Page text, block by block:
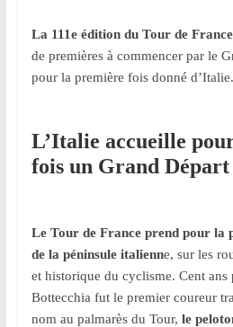
de
découverte
pays
La 111e édition du Tour de France
de premières à commencer par le
pour la première fois donné d’Italie.
L’Italie accueille
fois un Grand Départ
Le Tour de France prend pour la
de la péninsule italienne, sur les
et historique du cyclisme. Cent ans
Bottecchia fut le premier coureur
nom au palmarès du Tour, le